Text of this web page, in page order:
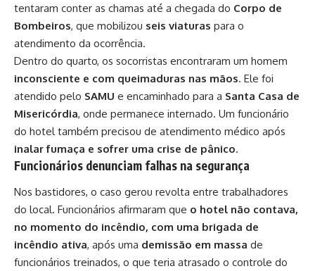
tentaram conter as chamas até a chegada do Corpo de
Bombeiros, que mobilizou seis viaturas para o
atendimento da ocorrência.
Dentro do quarto, os socorristas encontraram um homem
inconsciente e com queimaduras nas mãos. Ele foi
atendido pelo SAMU e encaminhado para a Santa Casa de
Misericórdia, onde permanece internado. Um funcionário
do hotel também precisou de atendimento médico após
inalar fumaça e sofrer uma crise de pânico.
Funcionários denunciam falhas na segurança
Nos bastidores, o caso gerou revolta entre trabalhadores
do local. Funcionários afirmaram que o hotel não contava,
no momento do incêndio, com uma brigada de
incêndio ativa, após uma demissão em massa de
funcionários treinados, o que teria atrasado o controle do